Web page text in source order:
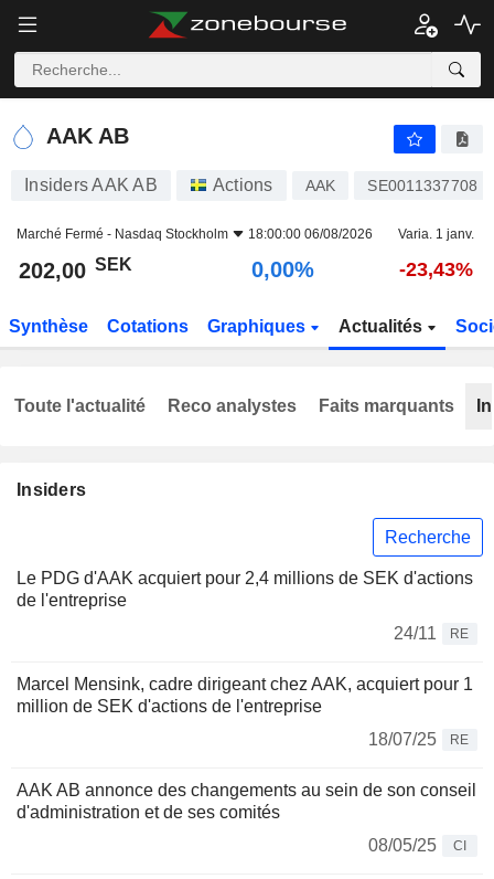
AAK AB
AAK AB
Insiders AAK AB Actions AAK SE0011337708
Marché Fermé - Nasdaq Stockholm 18:00:00 06/08/2026 Varia. 1 janv.
202,00 SEK 0,00% -23,43%
Synthèse Cotations Graphiques Actualités
Insiders
Recherche
Le PDG d'AAK acquiert pour 2,4 millions de SEK d'actions
de l'entreprise
24/11
RE
Marcel Mensink, cadre dirigeant chez AAK, acquiert pour 1
million de SEK d'actions de l'entreprise
18/07/25
RE
AAK AB annonce des changements au sein de son conseil
d'administration et de ses comités
08/05/25
CI
Toute l'actualité Reco analystes Faits marquants